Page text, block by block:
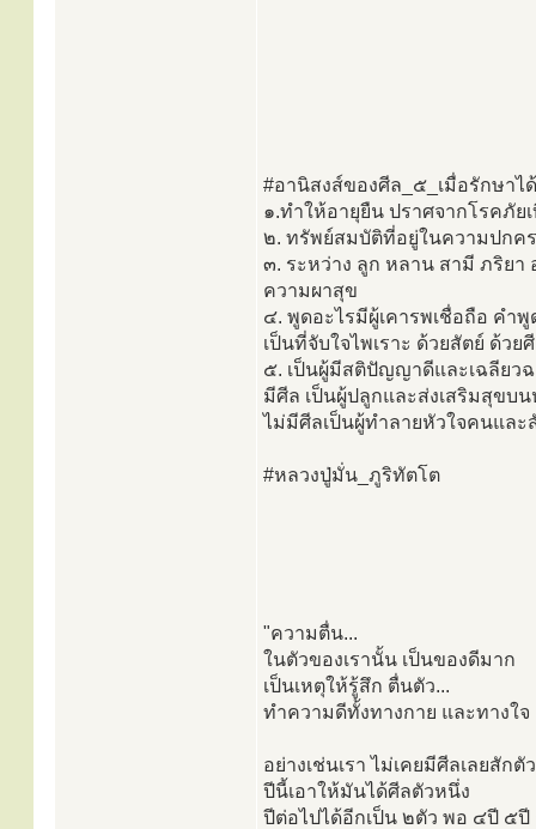
#อานิสงส์ของศีล_๕_เมื่อรักษาได้
๑.ทำให้อายุยืน ปราศจากโรคภัยเ
๒. ทรัพย์สมบัติที่อยู่ในความปกคร
๓. ระหว่าง ลูก หลาน สามี ภริยา
ความผาสุข
๔. พูดอะไรมีผู้เคารพเชื่อถือ คำพู
เป็นที่จับใจไพเราะ ด้วยสัตย์ ด้วย
๕. เป็นผู้มีสติปัญญาดีและเฉลียว
มีศีล เป็นผู้ปลูกและส่งเสริมสุขบ
ไม่มีศีลเป็นผู้ทำลายหัวใจคนแล
#หลวงปู่มั่น_ภูริทัตโต
"ความตื่น...
ในตัวของเรานั้น เป็นของดีมาก
เป็นเหตุให้รู้สึก ตื่นตัว...
ทำความดีทั้งทางกาย และทางใจ
อย่างเช่นเรา ไม่เคยมีศีลเลยสักตัว
ปีนี้เอาให้มันได้ศีลตัวหนึ่ง
ปีต่อไปได้อีกเป็น ๒ตัว พอ ๔ปี ๕